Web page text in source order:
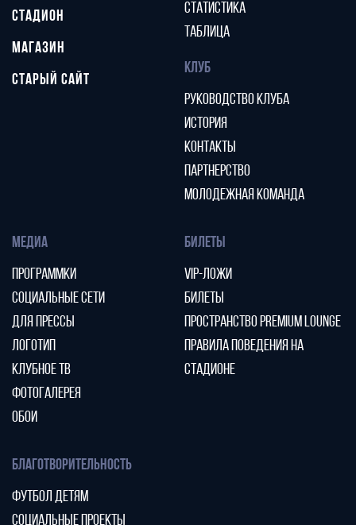
СТАДИОН
МАГАЗИН
СТАРЫЙ САЙТ
СТАТИСТИКА
ТАБЛИЦА
КЛУБ
РУКОВОДСТВО КЛУБА
ИСТОРИЯ
КОНТАКТЫ
ПАРТНЕРСТВО
МОЛОДЕЖНАЯ КОМАНДА
МЕДИА
ПРОГРАММКИ
СОЦИАЛЬНЫЕ СЕТИ
ДЛЯ ПРЕССЫ
ЛОГОТИП
КЛУБНОЕ ТВ
ФОТОГАЛЕРЕЯ
ОБОИ
БИЛЕТЫ
VIP-ЛОЖИ
БИЛЕТЫ
ПРОСТРАНСТВО PREMIUM LOUNGE
ПРАВИЛА ПОВЕДЕНИЯ НА
СТАДИОНЕ
БЛАГОТВОРИТЕЛЬНОСТЬ
ФУТБОЛ ДЕТЯМ
СОЦИАЛЬНЫЕ ПРОЕКТЫ